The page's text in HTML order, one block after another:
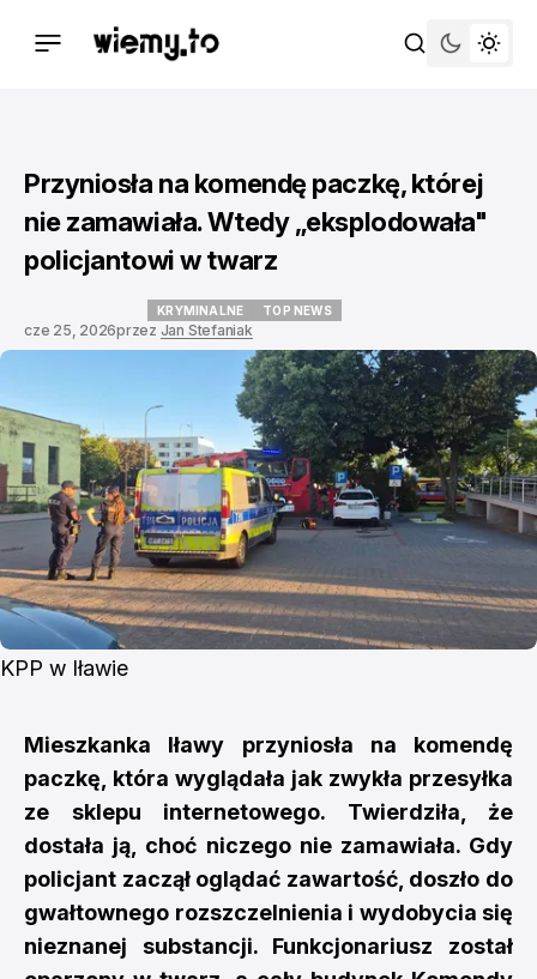
Przyniosła na komendę paczkę, której
nie zamawiała. Wtedy „eksplodowała"
policjantowi w twarz
KRYMINALNE TOP NEWS
cze 25, 2026przez Jan Stefaniak
KPP w Iławie
Mieszkanka Iławy przyniosła na komendę
paczkę, która wyglądała jak zwykła przesyłka
ze sklepu internetowego. Twierdziła, że
dostała ją, choć niczego nie zamawiała. Gdy
policjant zaczął oglądać zawartość, doszło do
gwałtownego rozszczelnienia i wydobycia się
nieznanej substancji. Funkcjonariusz został